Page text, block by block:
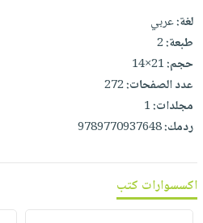
كتابك
تواصل
معنا
لغة:عربي
طبعة:2
حجم:21×14
عدد الصفحات:272
مجلدات:1
ردمك:9789770937648
اكسسوارات كتب